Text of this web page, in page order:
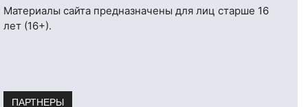
Материалы сайта предназначены для лиц старше 16
лет (16+).
ПАРТНЕРЫ